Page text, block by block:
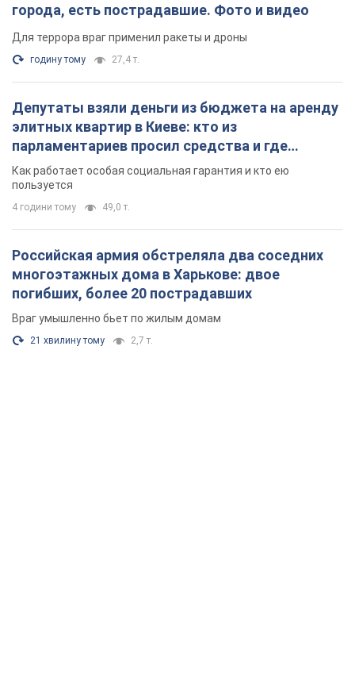
города, есть пострадавшие. Фото и видео
Для террора враг применил ракеты и дроны
годину тому 27,4 т.
Депутаты взяли деньги из бюджета на аренду
элитных квартир в Киеве: кто из
парламентариев просил средства и где
поселился
Как работает особая социальная гарантия и кто ею
пользуется
4 години тому 49,0 т.
Российская армия обстреляла два соседних
многоэтажных дома в Харькове: двое
погибших, более 20 пострадавших
Враг умышленно бьет по жилым домам
21 хвилину тому 2,7 т.